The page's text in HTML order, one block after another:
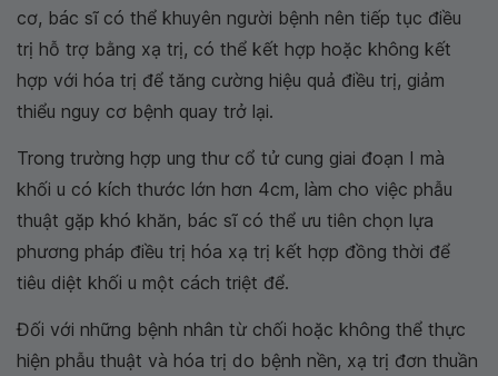
cơ, bác sĩ có thể khuyên người bệnh nên tiếp tục điều
trị hỗ trợ bằng xạ trị, có thể kết hợp hoặc không kết
hợp với hóa trị để tăng cường hiệu quả điều trị, giảm
thiểu nguy cơ bệnh quay trở lại.
Trong trường hợp ung thư cổ tử cung giai đoạn I mà
khối u có kích thước lớn hơn 4cm, làm cho việc phẫu
thuật gặp khó khăn, bác sĩ có thể ưu tiên chọn lựa
phương pháp điều trị hóa xạ trị kết hợp đồng thời để
tiêu diệt khối u một cách triệt để.
Đối với những bệnh nhân từ chối hoặc không thể thực
hiện phẫu thuật và hóa trị do bệnh nền, xạ trị đơn thuần